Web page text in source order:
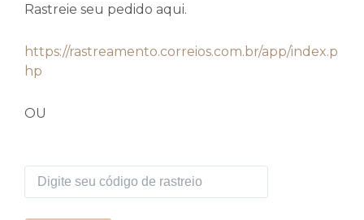
Rastreie seu pedido aqui.
https://rastreamento.correios.com.br/app/index.p
hp
OU